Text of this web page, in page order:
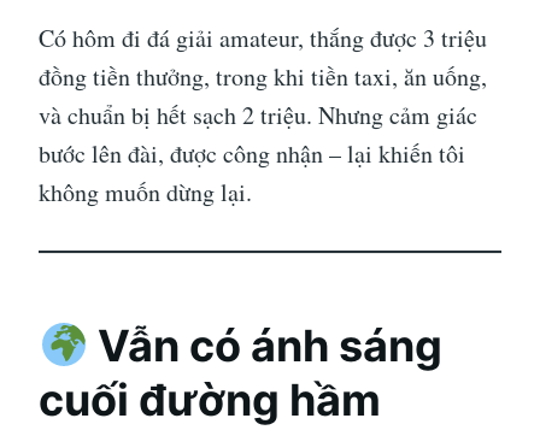
Có hôm đi đá giải amateur, thắng được 3 triệu
đồng tiền thưởng, trong khi tiền taxi, ăn uống,
và chuẩn bị hết sạch 2 triệu. Nhưng cảm giác
bước lên đài, được công nhận – lại khiến tôi
không muốn dừng lại.
Vẫn có ánh sáng
cuối đường hầm